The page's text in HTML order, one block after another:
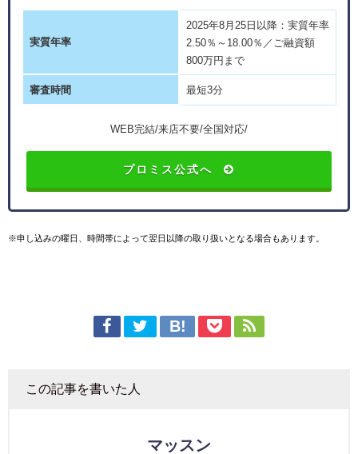
実質年率
2025年8月25日以降：実質年率
2.50％～18.00％／ご融資額
800万円まで
審査時間 最短3分
WEB完結/来店不要/全国対応/
プロミス公式へ
※申し込みの曜日、時間帯によって翌日以降の取り扱いとなる場合もあります。
この記事を書いた人
マッスン